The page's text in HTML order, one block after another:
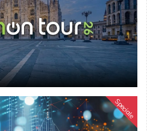
Speciale